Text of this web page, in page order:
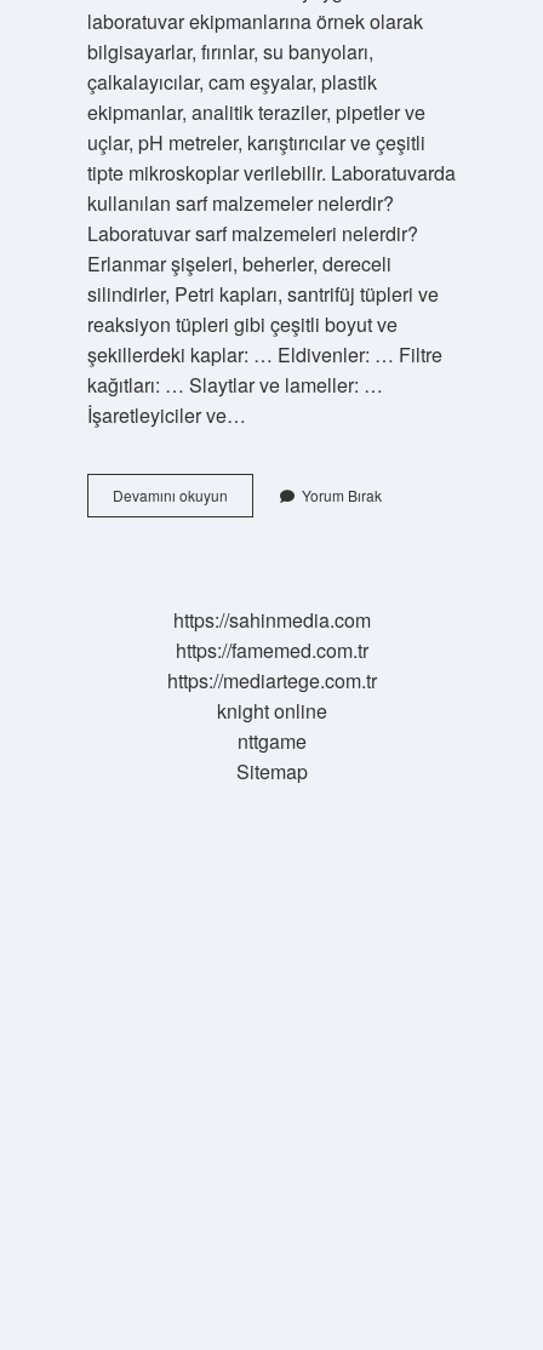
laboratuvar ekipmanlarına örnek olarak
bilgisayarlar, fırınlar, su banyoları,
çalkalayıcılar, cam eşyalar, plastik
ekipmanlar, analitik teraziler, pipetler ve
uçlar, pH metreler, karıştırıcılar ve çeşitli
tipte mikroskoplar verilebilir. Laboratuvarda
kullanılan sarf malzemeler nelerdir?
Laboratuvar sarf malzemeleri nelerdir?
Erlanmar şişeleri, beherler, dereceli
silindirler, Petri kapları, santrifüj tüpleri ve
reaksiyon tüpleri gibi çeşitli boyut ve
şekillerdeki kaplar: … Eldivenler: … Filtre
kağıtları: … Slaytlar ve lameller: …
İşaretleyiciler ve…
Devamını okuyunLaboratuvarda
Kullanılan
Yorum Bırak
https://sahinmedia.com
https://famemed.com.tr
https://mediartege.com.tr
knight online
nttgame
Sitemap